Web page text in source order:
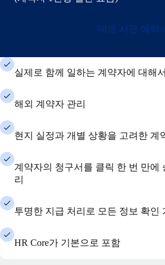
데모 시연 예약
실제로 함께 일하는 계약자에 대해
해외 계약자 관리
현지 실정과 개별 상황을 고려한 계
계약자의 청구서를 클릭 한 번 만에
리
투명한 지급 처리로 모든 정보 확인
HR Core가 기본으로 포함